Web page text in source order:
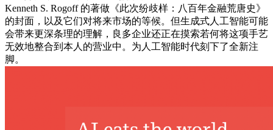
Kenneth S. Rogoff 的著做《此次纷歧样：八百年金融荒唐史》
的封面，以及它们对将来市场的等候。但生成式人工智能可能
会带来更深条理的理解，良多企业还正在摸索若何将这项手艺
无效地整合到本人的营业中。为人工智能时代刻下了全新注
脚。